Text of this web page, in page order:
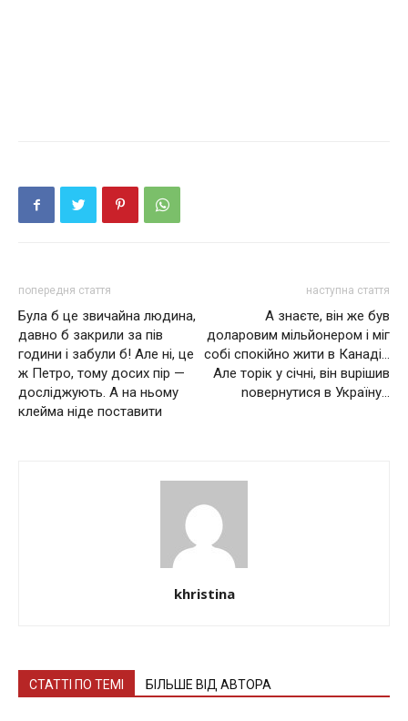
попередня стаття
Була б це звичайна людина,
давно б закрили за пів
години і забули б! Але ні, це
ж Петро, тому досих пір —
досліджують. А на ньому
клейма ніде поставити
наступна стаття
А знаєте, він же був
доларовим мільйонером і міг
собі спокійно жити в Канаді…
Але торік у січні, він вuрішив
nовернутися в Україну…
khristina
СТАТТІ ПО ТЕМІ БІЛЬШЕ ВІД АВТОРА